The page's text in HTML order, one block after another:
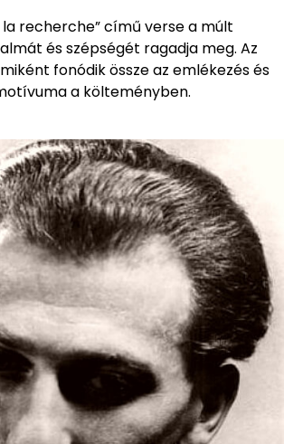
la recherche” című verse a múlt
és szépségét ragadja meg. Az
fonódik össze az emlékezés és
a költeményben.